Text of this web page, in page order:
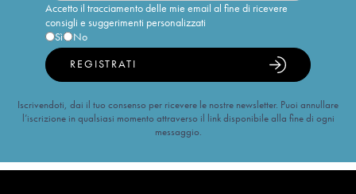
Accetto il tracciamento delle mie email al fine di ricevere
consigli e suggerimenti personalizzati
Sì
No
REGISTRATI
Iscrivendoti, dai il tuo consenso per ricevere le nostre newsletter. Puoi annullare
l’iscrizione in qualsiasi momento attraverso il link disponibile alla fine di ogni
messaggio.